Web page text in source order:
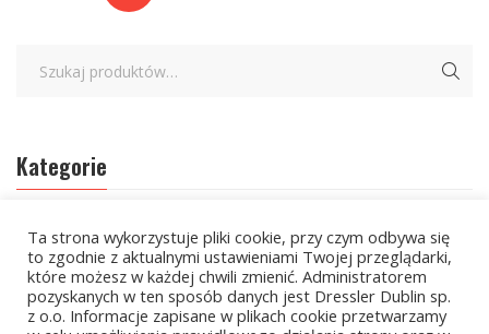
Kategorie
zobacz wszystkie
Kolekcje Biedronka
Kolekcje Biedronka - 16.02.2026
Ta strona wykorzystuje pliki cookie, przy czym odbywa się
to zgodnie z aktualnymi ustawieniami Twojej przeglądarki,
które możesz w każdej chwili zmienić. Administratorem
pozyskanych w ten sposób danych jest Dressler Dublin sp.
z o.o. Informacje zapisane w plikach cookie przetwarzamy